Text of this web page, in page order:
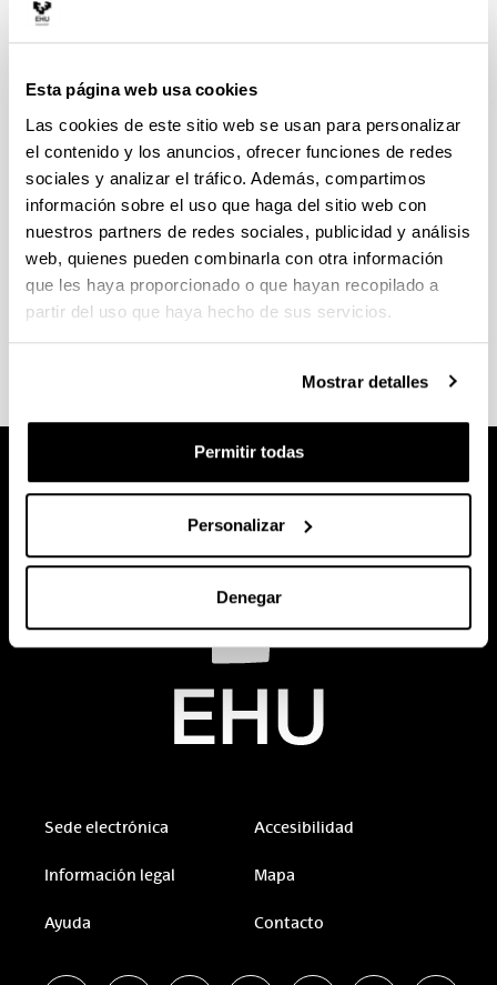
Esta página web usa cookies
Las cookies de este sitio web se usan para personalizar
el contenido y los anuncios, ofrecer funciones de redes
sociales y analizar el tráfico. Además, compartimos
información sobre el uso que haga del sitio web con
nuestros partners de redes sociales, publicidad y análisis
web, quienes pueden combinarla con otra información
que les haya proporcionado o que hayan recopilado a
partir del uso que haya hecho de sus servicios.
Mostrar detalles
Permitir todas
Personalizar
Denegar
Existe la posibilidad de realizar una movilidad en el
opciones:
Periodo de prácticas en una empresa/entidad
extranjera (10-12 semanas de estancia).
Seis meses de estancia académica en una
universidad que tenga convenio con la Escuela
de Ingeniería Dual.
Sede electrónica Accesibilidad
Información legal Mapa
Ayuda Contacto